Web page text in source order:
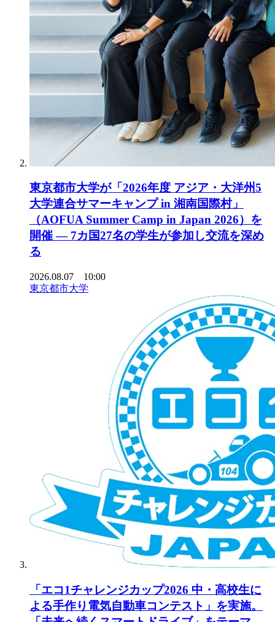
東京都市大学が「2026年度 アジア・大洋州5
大学連合サマーキャンプ in 湘南国際村」
（AOFUA Summer Camp in Japan 2026）を
開催 ― 7カ国27名の学生が参加し交流を深め
る
2026.08.07 10:00
東京都市大学
「エコ1チャレンジカップ2026 中・高校生に
よる手作り電気自動車コンテスト」を実施。